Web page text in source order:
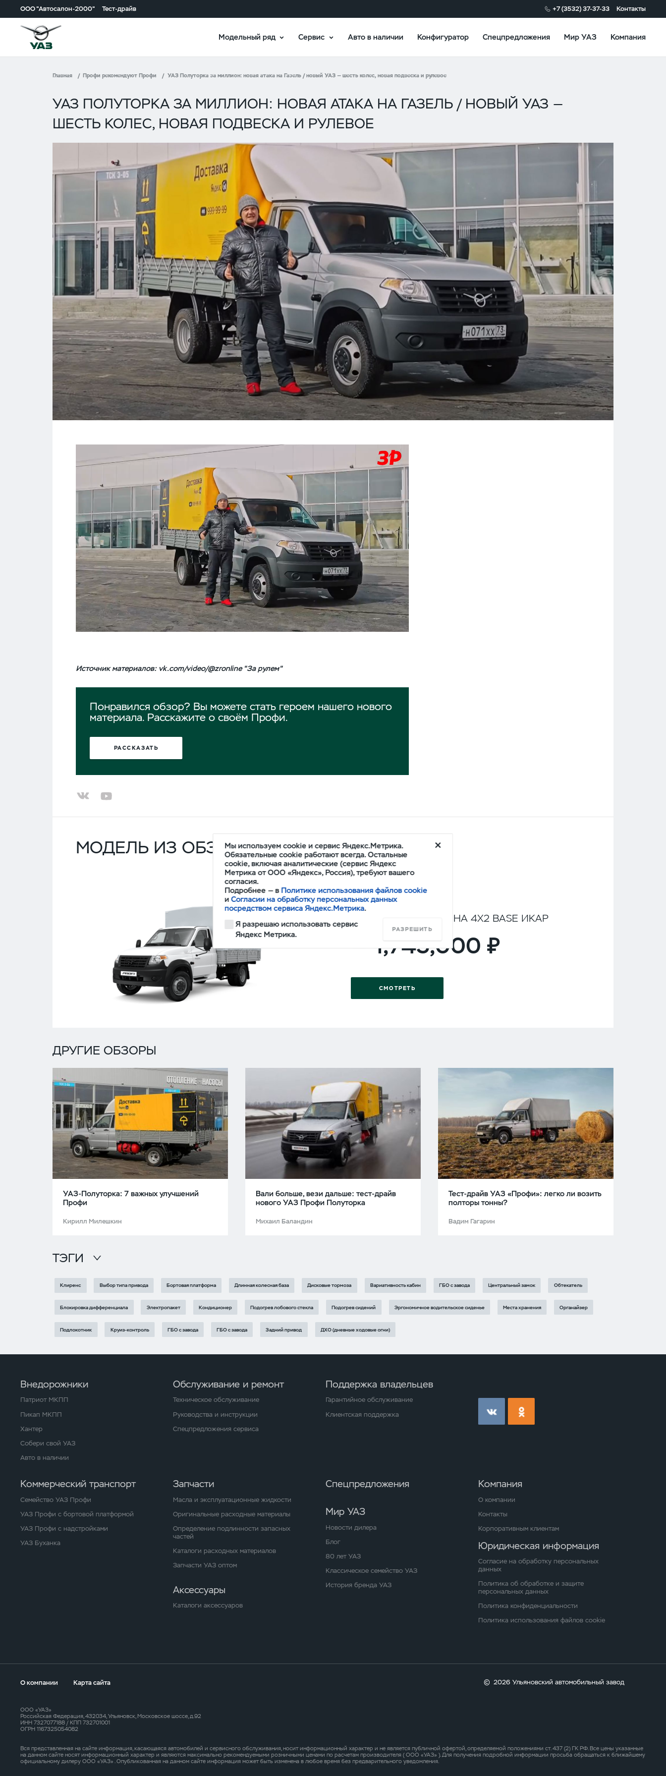
ООО "Автосалон-2000" Тест-драйв +7 (3532) 37-37-33 Контакты
Модельный ряд Сервис Авто в наличии Конфигуратор Спецпредложения Мир УАЗ Компания
Главная Профи рекомендуют Профи УАЗ Полуторка за миллион: новая атака на Газель / новый УАЗ — шесть колес, новая подвеска и рулевое
УАЗ ПОЛУТОРКА ЗА МИЛЛИОН: НОВАЯ АТАКА НА ГАЗЕЛЬ / НОВЫЙ УАЗ —
ШЕСТЬ КОЛЕС, НОВАЯ ПОДВЕСКА И РУЛЕВОЕ
Источник материалов: vk.com/video/@zronline "За рулем"
Понравился обзор? Вы можете стать героем нашего нового
материала. Расскажите о своём Профи.
РАССКАЗАТЬ
МОДЕЛЬ ИЗ ОБЗОРА
ПРОФИ
ОДНОРЯДНАЯ КАБИНА 4Х2 BASE ИКАР
1,745,000
СМОТРЕТЬ
ДРУГИЕ ОБЗОРЫ
УАЗ-Полуторка: 7 важных улучшений
Профи
Кирилл Милешкин
Вали больше, вези дальше: тест-драйв
нового УАЗ Профи Полуторка
Михаил Баландин
Тест-драйв УАЗ «Профи»: легко ли возить
полторы тонны?
Вадим Гагарин
ТЭГИ
Клиренс Выбор типа привода Бортовая платформа Длинная колесная база Дисковые тормоза Вариативность кабин ГБО с завода Центральный замок Обтекатель
Блокировка дифференциала Электропакет Кондиционер Подогрев лобового стекла Подогрев сидений Эргономичное водительское сиденье Места хранения Органайзер
Подлокотник Круиз-контроль ГБО с завода ГБО с завода Задний привод ДХО (дневные ходовые огни)
Внедорожники
Патриот МКПП
Пикап МКПП
Хантер
Собери свой УАЗ
Авто в наличии
Обслуживание и ремонт
Техническое обслуживание
Руководства и инструкции
Спецпредложения сервиса
Поддержка владельцев
Гарантийное обслуживание
Клиентская поддержка
Коммерческий транспорт
Семейство УАЗ Профи
УАЗ Профи с бортовой платформой
УАЗ Профи с надстройками
УАЗ Буханка
Запчасти
Масла и эксплуатационные жидкости
Оригинальные расходные материалы
Определение подлинности запасных
частей
Каталоги расходных материалов
Запчасти УАЗ оптом
Аксессуары
Каталоги аксессуаров
Спецпредложения
Мир УАЗ
Новости дилера
Блог
80 лет УАЗ
Классическое семейство УАЗ
История бренда УАЗ
Компания
О компании
Контакты
Корпоративным клиентам
Юридическая информация
Согласие на обработку персональных
данных
Политика об обработке и защите
персональных данных
Политика конфиденциальности
Политика использования файлов cookie
О компании Карта сайта © 2026 Ульяновский автомобильный завод
ООО «УАЗ»
Российская Федерация, 432034, Ульяновск, Московское шоссе, д.92
ИНН 7327077188 / КПП 732701001
ОГРН 1167325054082
Вся представленная на сайте информация, касающаяся автомобилей и сервисного обслуживания, носит информационный характер и не является публичной офертой, определяемой положениями ст. 437 (2) ГК РФ. Все цены указанные
на данном сайте носят информационный характер и являются максимально рекомендуемыми розничными ценами по расчетам производителя ( ООО «УАЗ» ). Для получения подробной информации просьба обращаться к ближайшему
официальному дилеру ООО «УАЗ» . Опубликованная на данном сайте информация может быть изменена в любое время без предварительного уведомления.
Мы используем cookie и сервис Яндекс.Метрика.
Обязательные cookie работают всегда. Остальные
cookie, включая аналитические (сервис Яндекс
Метрика от ООО «Яндекс», Россия), требуют вашего
согласия.
Подробнее — в Политике использования файлов cookie
иСогласии на обработку персональных данных
посредством сервиса Яндекс.Метрика.
Я разрешаю использовать сервис
Яндекс Метрика.
РАЗРЕШИТЬ